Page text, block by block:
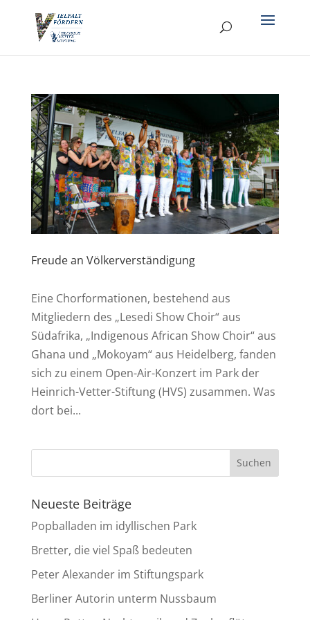
Freude an Völkerverständigung
Eine Chorformationen, bestehend aus
Mitgliedern des „Lesedi Show Choir“ aus
Südafrika, „Indigenous African Show Choir“ aus
Ghana und „Mokoyam“ aus Heidelberg, fanden
sich zu einem Open-Air-Konzert im Park der
Heinrich-Vetter-Stiftung (HVS) zusammen. Was
dort bei...
Neueste Beiträge
Popballaden im idyllischen Park
Bretter, die viel Spaß bedeuten
Peter Alexander im Stiftungspark
Berliner Autorin unterm Nussbaum